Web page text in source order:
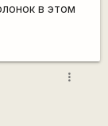
в этом
more_vert